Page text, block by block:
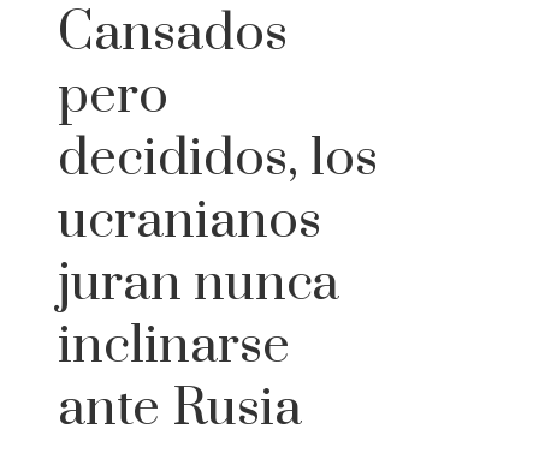
Cansados ​​
pero
decididos, los
ucranianos
juran nunca
inclinarse
ante Rusia